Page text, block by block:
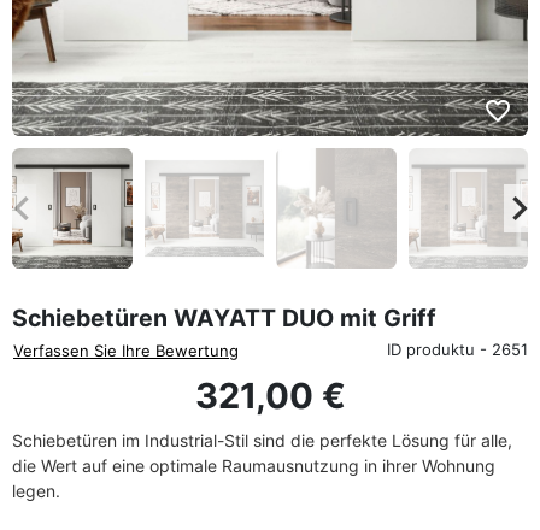
favorite_border
Zurück
Schiebetüren WAYATT DUO mit Griff
Verfassen Sie Ihre Bewertung ID produktu - 2651
321,00 €
Schiebetüren im Industrial-Stil sind die perfekte Lösung für alle,
die Wert auf eine optimale Raumausnutzung in ihrer Wohnung
legen.